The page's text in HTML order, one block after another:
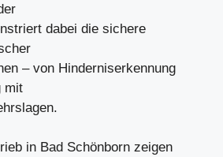
dabei die sichere
– von Hinderniserkennung
mit
in Bad Schönborn zeigen